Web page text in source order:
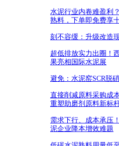
水泥行业内卷难盈利
熟料，下单即免费享
刻不容缓：升级改造
超低排放实力出圈！
果亮相国际水泥展
避免：水泥窑SCR脱
直接削减原料采购成
重塑助磨剂原料新标
需求下行、成本承压
泥企业降本增效难题